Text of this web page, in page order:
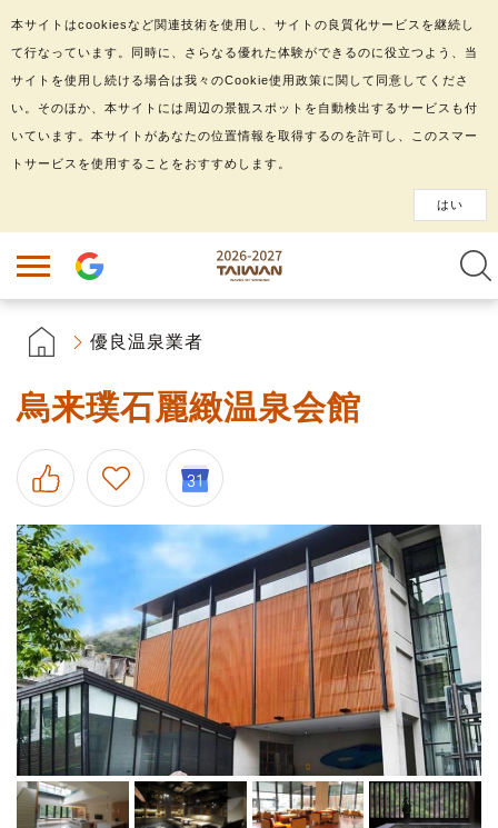
優良温泉業者
烏来璞石麗緻温泉会館
本サイトはcookiesなど関連技術を使用し、サイトの良質化サービスを継続し
て行なっています。同時に、さらなる優れた体験ができるのに役立つよう、当
サイトを使用し続ける場合は我々のCookie使用政策に関して同意してくださ
い。そのほか、本サイトには周辺の景観スポットを自動検出するサービスも付
いています。本サイトがあなたの位置情報を取得するのを許可し、このスマー
トサービスを使用することをおすすめします。
はい